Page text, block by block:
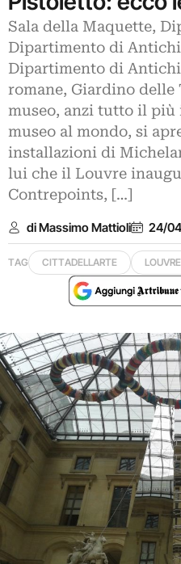
Sala della Maquette,
Dipartimento di
Dipartimento di
romane, Giardino
museo, anzi tutto il
museo al mondo, si
installazioni di
lui che il Louvre
Contrepoints, […]
di Massimo Mattioli 24/
TAG CITTADELLARTE LOUVRE